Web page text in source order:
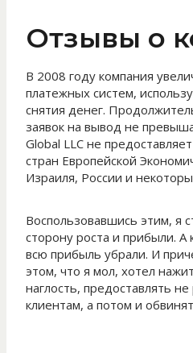
Отзывы о
В 2008 году компания
платежных систем,
снятия денег.
заявок на вывод не
Global LLC не
стран Европейской
Израиля, России и
Воспользовавшись этим, я
сторону роста и прибыли. А
всю прибыль убрали. И
этом, что я мол, хотел
наглость, предоставлять
клиентам, а потом и